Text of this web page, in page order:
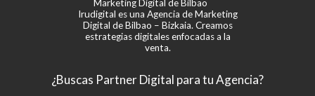
Irudigital es una Agencia de Marketing
Digital de Bilbao – Bizkaia. Creamos
estrategias digitales enfocadas a la
venta.
¿Buscas Partner Digital para tu Agencia?